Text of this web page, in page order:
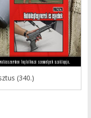
(340.)